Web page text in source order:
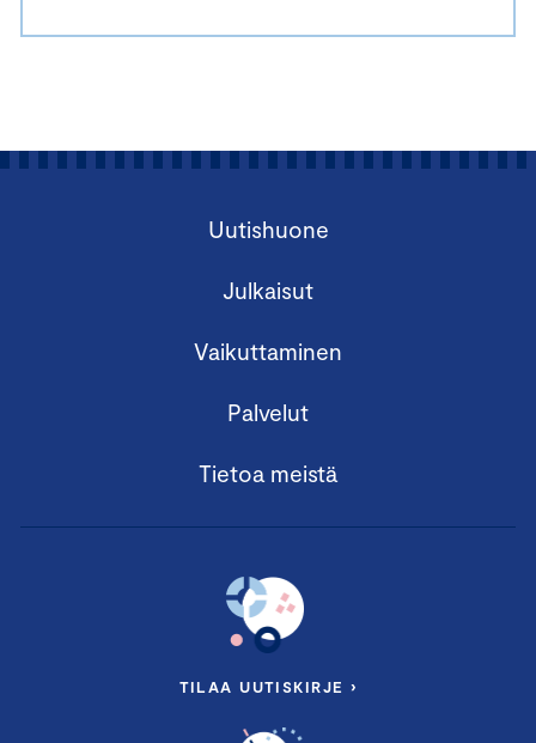
Uutishuone
Julkaisut
Vaikuttaminen
Palvelut
Tietoa meistä
TILAA UUTISKIRJE ›